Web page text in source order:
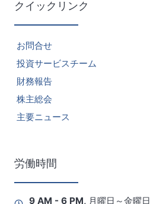
クイックリンク
お問合せ
投資サービスチーム
財務報告
株主総会
主要ニュース
労働時間
9 AM - 6 PM, 月曜日～金曜日